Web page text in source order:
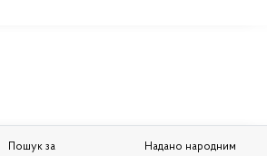
Пошук за
Надано народним